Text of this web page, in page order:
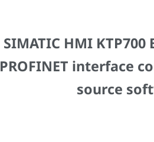
SIMATIC HMI
PROFINET interface
source